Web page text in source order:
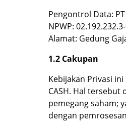
Pengontrol Data:
NPWP:
Alamat: Gedung
1.2 Cakupan
Kebijakan Privasi
CASH. Hal
pemegang saham;
dengan